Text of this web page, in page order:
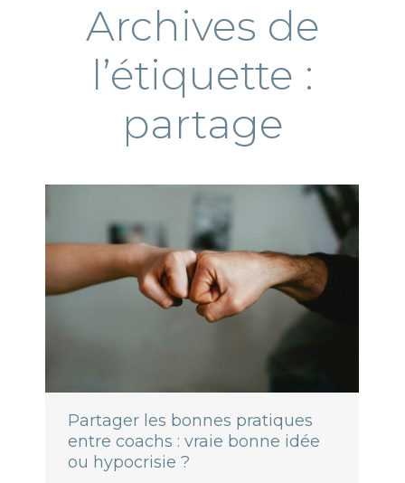
Archives de
l’étiquette :
partage
Partager les bonnes pratiques
entre coachs : vraie bonne idée
ou hypocrisie ?